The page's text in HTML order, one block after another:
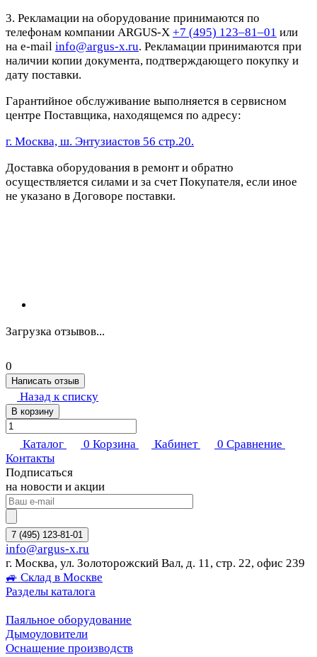
3. Рекламации на оборудование принимаются по
телефонам компании ARGUS-X +7 (495) 123–81–01 или
на e-mail info@argus-x.ru. Рекламации принимаются при
наличии копии документа, подтверждающего покупку и
дату поставки.
Гарантийное обслуживание выполняется в сервисном
центре Поставщика, находящемся по адресу:
г. Москва, ш. Энтузиастов 56 стр.20.
Доставка оборудования в ремонт и обратно
осуществляется силами и за счет Покупателя, если иное
не указано в Договоре поставки.
Загрузка отзывов...
0
Написать отзыв
Назад к списку
В корзину
Каталог 0 Корзина Кабинет 0 Сравнение
Контакты
Подписаться
на новости и акции
7 (495) 123-81-01
info@argus-x.ru
г. Москва, ул. Золоторожский Вал, д. 11, стр. 22, офис 239
🚙 Склад в Москве
Разделы каталога
Паяльное оборудование
Дымоуловители
Оснащение производств